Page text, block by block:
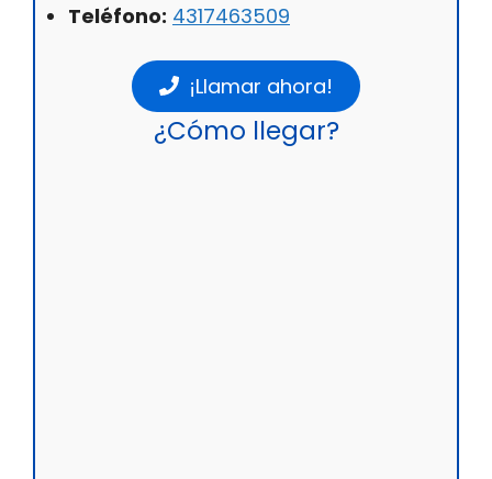
Teléfono: 4317463509
¡Llamar ahora!
¿Cómo llegar?